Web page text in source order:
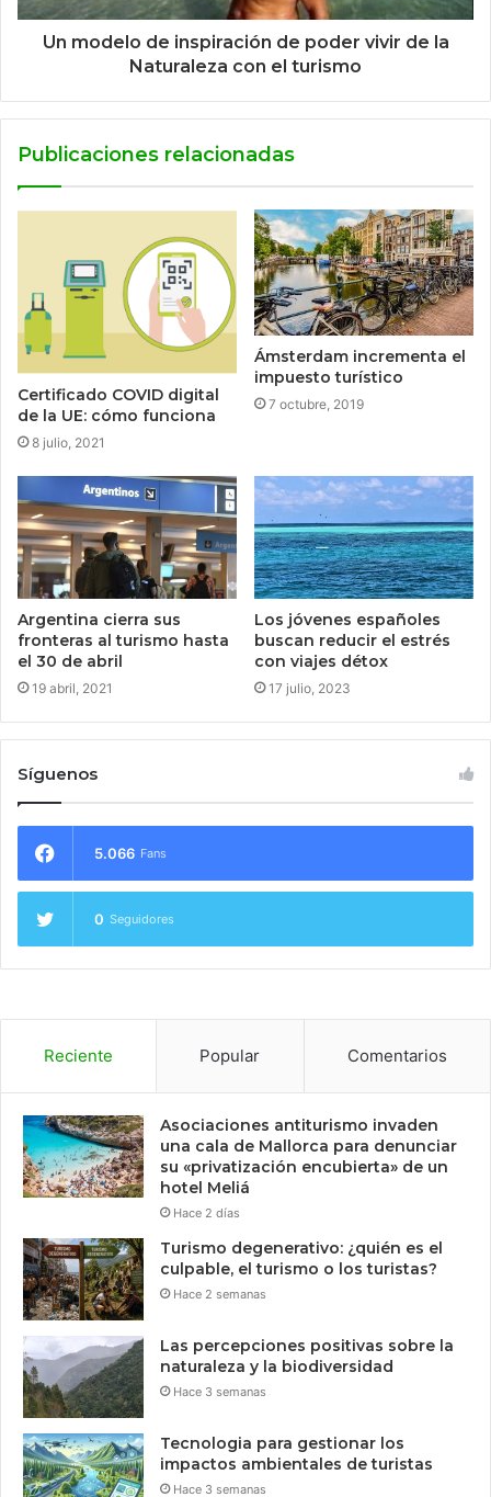
Un modelo de inspiración de poder vivir de la
Naturaleza con el turismo
Publicaciones relacionadas
Certificado COVID digital
de la UE: cómo funciona
8 julio, 2021
Ámsterdam incrementa el
impuesto turístico
7 octubre, 2019
Argentina cierra sus
fronteras al turismo hasta
el 30 de abril
19 abril, 2021
Los jóvenes españoles
buscan reducir el estrés
con viajes détox
17 julio, 2023
Síguenos
5.066 Fans
0 Seguidores
Reciente Popular Comentarios
Asociaciones antiturismo invaden
una cala de Mallorca para denunciar
su «privatización encubierta» de un
hotel Meliá
Hace 2 días
Turismo degenerativo: ¿quién es el
culpable, el turismo o los turistas?
Hace 2 semanas
Las percepciones positivas sobre la
naturaleza y la biodiversidad
Hace 3 semanas
Tecnologia para gestionar los
impactos ambientales de turistas
Hace 3 semanas